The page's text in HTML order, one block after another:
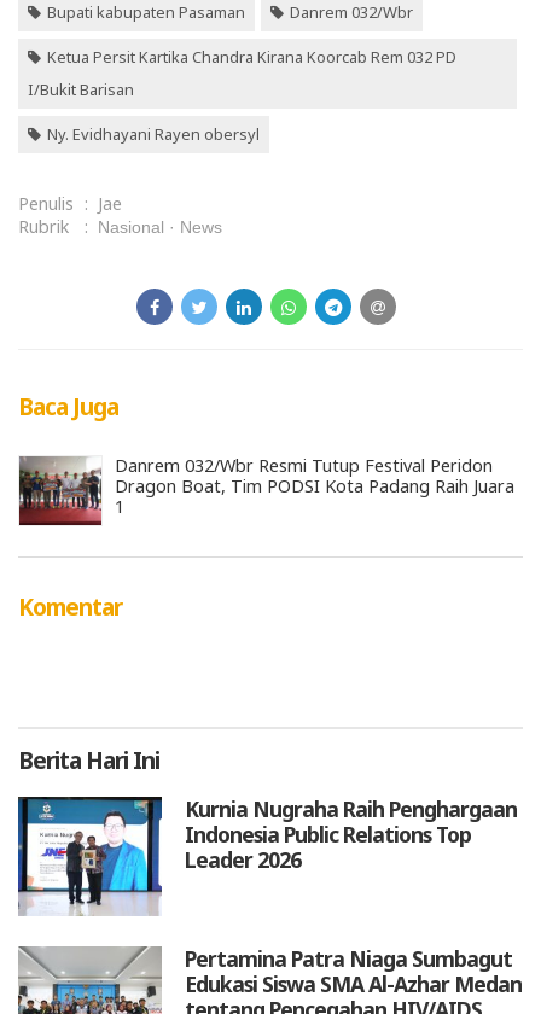
Bupati kabupaten Pasaman Danrem 032/Wbr
Ketua Persit Kartika Chandra Kirana Koorcab Rem 032 PD
I/Bukit Barisan
Ny. Evidhayani Rayen obersyl
Penulis : Jae
Rubrik
: Nasional News
Baca Juga
Danrem 032/Wbr Resmi Tutup Festival Peridon
Dragon Boat, Tim PODSI Kota Padang Raih Juara
1
Komentar
Berita Hari Ini
Kurnia Nugraha Raih Penghargaan
Indonesia Public Relations Top
Leader 2026
Pertamina Patra Niaga Sumbagut
Edukasi Siswa SMA Al-Azhar Medan